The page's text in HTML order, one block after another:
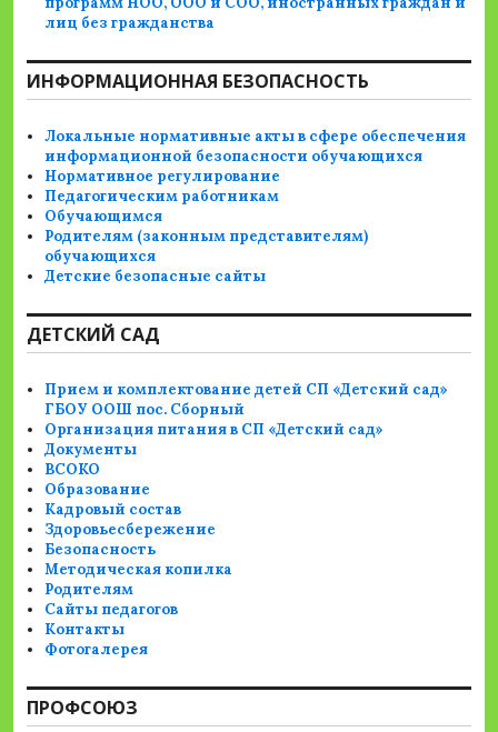
лиц без гражданства
ИНФОРМАЦИОННАЯ БЕЗОПАСНОСТЬ
Локальные нормативные акты в сфере обеспечения
информационной безопасности обучающихся
Нормативное регулирование
Педагогическим работникам
Обучающимся
Родителям (законным представителям)
обучающихся
Детские безопасные сайты
ДЕТСКИЙ САД
Прием и комплектование детей СП «Детский сад»
ГБОУ ООШ пос. Сборный
Организация питания в СП «Детский сад»
Документы
ВСОКО
Образование
Кадровый состав
Здоровьесбережение
Безопасность
Методическая копилка
Родителям
Сайты педагогов
Контакты
Фотогалерея
ПРОФСОЮЗ